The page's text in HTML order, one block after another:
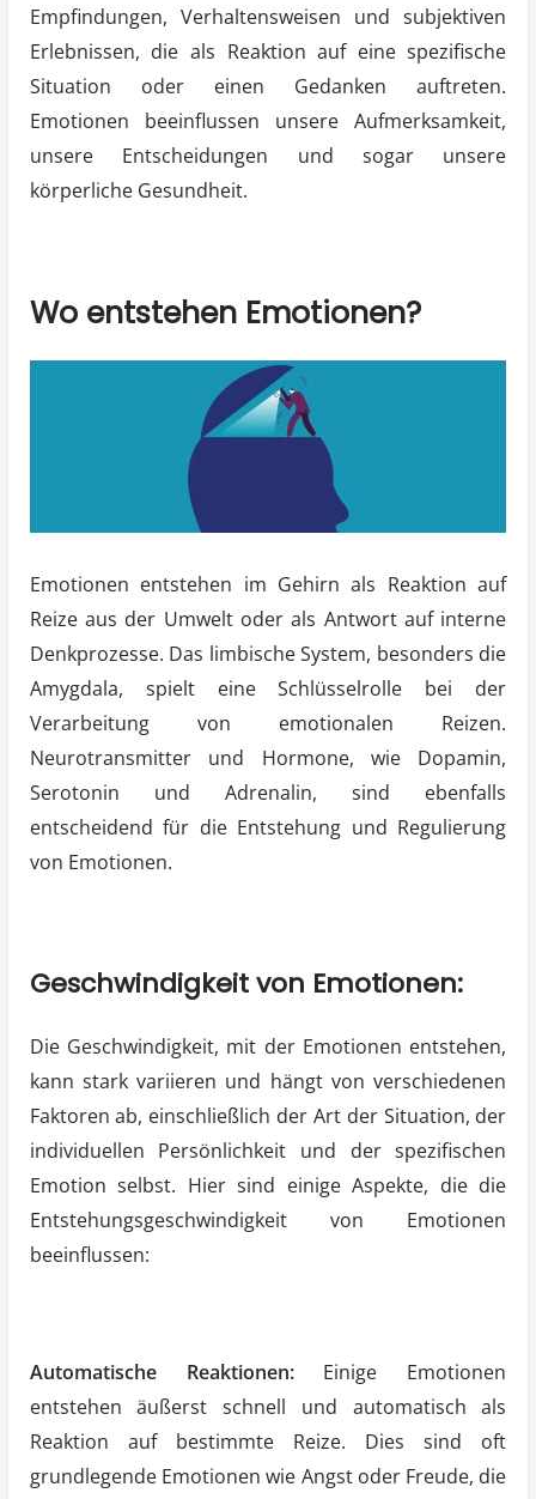
Empfindungen, Verhaltensweisen und subjektiven
Erlebnissen, die als Reaktion auf eine spezifische
Situation oder einen Gedanken auftreten.
Emotionen beeinflussen unsere Aufmerksamkeit,
unsere Entscheidungen und sogar unsere
körperliche Gesundheit.
Wo entstehen Emotionen?
Emotionen entstehen im Gehirn als Reaktion auf
Reize aus der Umwelt oder als Antwort auf interne
Denkprozesse. Das limbische System, besonders die
Amygdala, spielt eine Schlüsselrolle bei der
Verarbeitung von emotionalen Reizen.
Neurotransmitter und Hormone, wie Dopamin,
Serotonin und Adrenalin, sind ebenfalls
entscheidend für die Entstehung und Regulierung
von Emotionen.
Geschwindigkeit von Emotionen:
Die Geschwindigkeit, mit der Emotionen entstehen,
kann stark variieren und hängt von verschiedenen
Faktoren ab, einschließlich der Art der Situation, der
individuellen Persönlichkeit und der spezifischen
Emotion selbst. Hier sind einige Aspekte, die die
Entstehungsgeschwindigkeit von Emotionen
beeinflussen:
Automatische Reaktionen:Einige Emotionen
entstehen äußerst schnell und automatisch als
Reaktion auf bestimmte Reize. Dies sind oft
grundlegende Emotionen wie Angst oder Freude, die